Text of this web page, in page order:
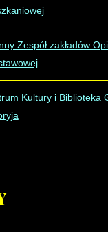
Zespół zakładów
Kultury i Biblioteka